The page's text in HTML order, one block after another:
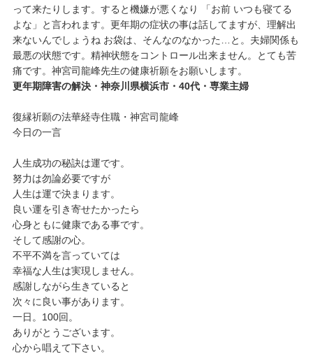
って来たりします。すると機嫌が悪くなり 「お前 いつも寝てる
よな」と言われます。更年期の症状の事は話してますが、理解出
来ないんでしょうね お袋は、そんなのなかった…と。夫婦関係も
最悪の状態です。精神状態をコントロール出来ません。とても苦
痛です。神宮司龍峰先生の健康祈願をお願いします。
更年期障害の解決・神奈川県横浜市・40代・専業主婦
復縁祈願の法華経寺住職・神宮司龍峰
今日の一言
人生成功の秘訣は運です。
努力は勿論必要ですが
人生は運で決まります。
良い運を引き寄せたかったら
心身ともに健康である事です。
そして感謝の心。
不平不満を言っていては
幸福な人生は実現しません。
感謝しながら生きていると
次々に良い事があります。
一日。100回。
ありがとうございます。
心から唱えて下さい。